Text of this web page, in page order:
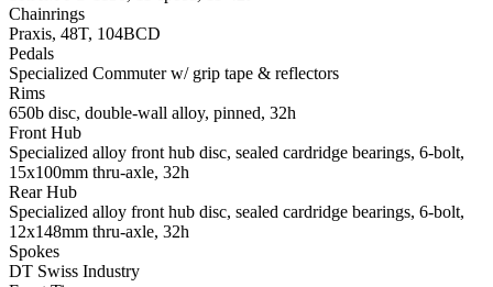
Chainrings
Praxis, 48T, 104BCD
Pedals
Specialized Commuter w/ grip tape & reflectors
Rims
650b disc, double-wall alloy, pinned, 32h
Front Hub
Specialized alloy front hub disc, sealed cardridge bearings, 6-bolt,
15x100mm thru-axle, 32h
Rear Hub
Specialized alloy front hub disc, sealed cardridge bearings, 6-bolt,
12x148mm thru-axle, 32h
Spokes
DT Swiss Industry